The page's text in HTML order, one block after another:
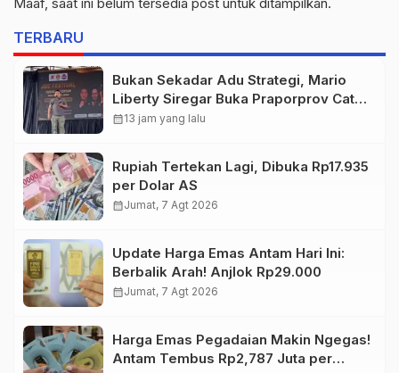
TERBARU
Bukan Sekadar Adu Strategi, Mario
Liberty Siregar Buka Praporprov Catur
Jambi
calendar_month13 jam yang lalu
Rupiah Tertekan Lagi, Dibuka Rp17.935
per Dolar AS
calendar_monthJumat, 7 Agt 2026
Update Harga Emas Antam Hari Ini:
Berbalik Arah! Anjlok Rp29.000
calendar_monthJumat, 7 Agt 2026
Harga Emas Pegadaian Makin Ngegas!
Antam Tembus Rp2,787 Juta per